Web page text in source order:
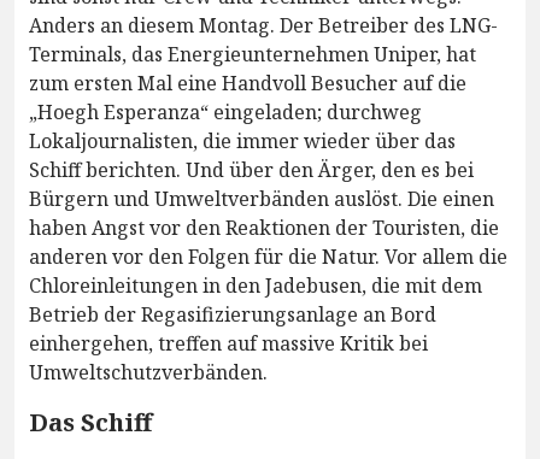
Anders an diesem Montag. Der Betreiber des LNG-
Terminals, das Energieunternehmen Uniper, hat
zum ersten Mal eine Handvoll Besucher auf die
„Hoegh Esperanza“ eingeladen; durchweg
Lokaljournalisten, die immer wieder über das
Schiff berichten. Und über den Ärger, den es bei
Bürgern und Umweltverbänden auslöst. Die einen
haben Angst vor den Reaktionen der Touristen, die
anderen vor den Folgen für die Natur. Vor allem die
Chloreinleitungen in den Jadebusen, die mit dem
Betrieb der Regasifizierungsanlage an Bord
einhergehen, treffen auf massive Kritik bei
Umweltschutzverbänden.
Das Schiff